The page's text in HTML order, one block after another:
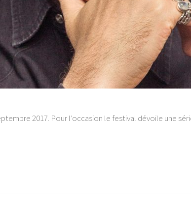
2017. Pour l’occasion le festival dévoile une